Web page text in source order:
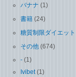
バナナ (1)
書籍 (24)
糖質制限ダイエット
その他 (674)
- (1)
Ivibet(1)